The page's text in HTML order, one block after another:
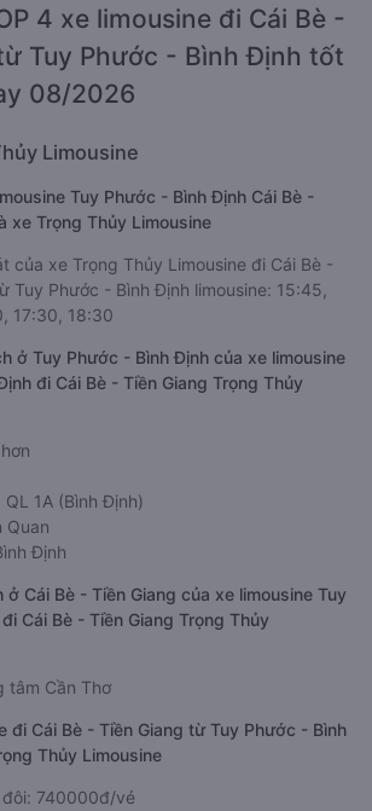
4 xe limousine đi Cái Bè -
Tuy Phước - Bình Định tốt
08/2026
Limousine
Tuy Phước - Bình Định Cái Bè -
xe Trọng Thủy Limousine
của xe Trọng Thủy Limousine đi Cái Bè -
Tuy Phước - Bình Định limousine: 15:45,
17:30, 18:30
ở Tuy Phước - Bình Định của xe limousine
đi Cái Bè - Tiền Giang Trọng Thủy
1A (Bình Định)
Quan
Định
Cái Bè - Tiền Giang của xe limousine Tuy
Cái Bè - Tiền Giang Trọng Thủy
tâm Cần Thơ
đi Cái Bè - Tiền Giang từ Tuy Phước - Bình
Thủy Limousine
740000đ/vé